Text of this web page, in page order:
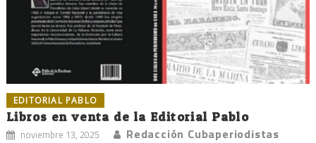
EDITORIAL PABLO
Libros en venta de la Editorial Pablo
noviembre 13, 2025 Redacción Cubaperiodistas